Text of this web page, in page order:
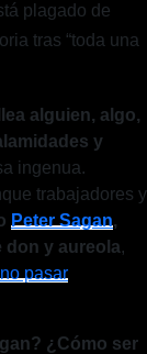
plagado de
tras “toda una
alguien, algo,
y
ingenua.
trabajadores y
Peter Sagan,
don y aureola,
pasar
¿Cómo ser